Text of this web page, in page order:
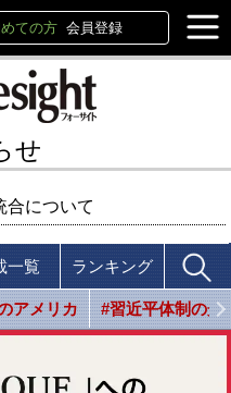
ての方 会員登録
せ
合について
一覧 ランキング
アメリカ #習近平体制の光